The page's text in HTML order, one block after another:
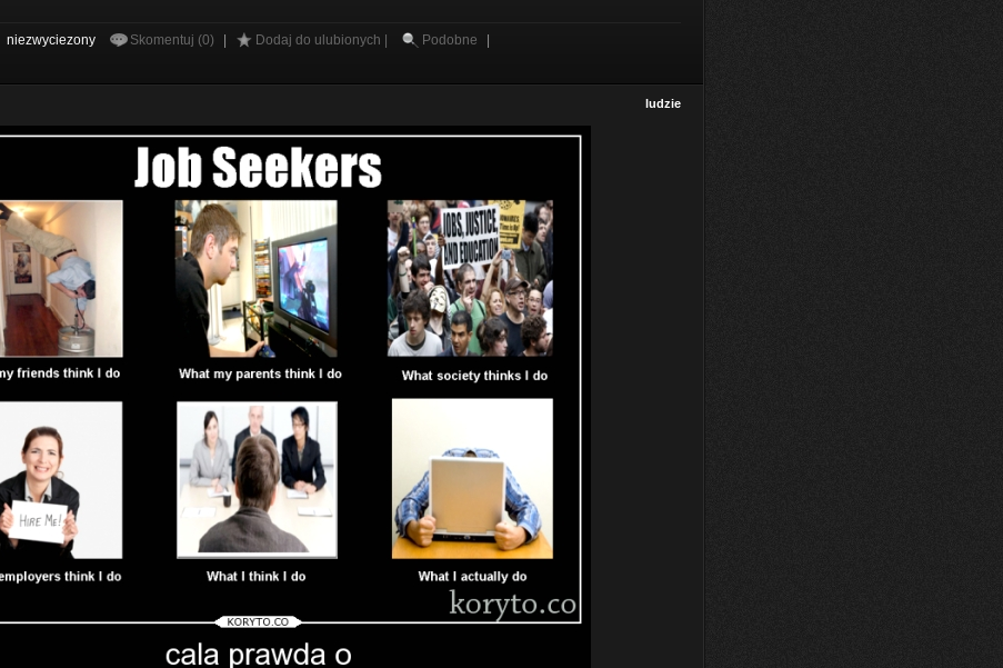
niezwyciezony Skomentuj (0) Dodaj do ulubionych | Podobne
ludzie